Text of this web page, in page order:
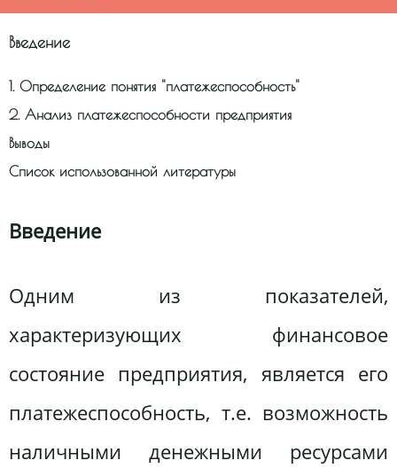
Введение
1. Определение понятия ''платежеспособность''
2. Анализ платежеспособности предприятия
Выводы
Список использованной литературы
Введение
Одним из показателей,
характеризующих финансовое
состояние предприятия, является его
платежеспособность, т.е. возможность
наличными денежными ресурсами